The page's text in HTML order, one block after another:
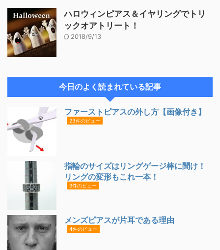
ハロウィンピアス＆イヤリングでトリ
ックオアトリート！
2018/9/13
今日のよく読まれている記事
ファーストピアスの外し方【画像付き】
23件のビュー
指輪のサイズはリングゲージ棒に聞け！
リングの変形もこれ一本！
9件のビュー
メンズピアスが片耳である理由
4件のビュー